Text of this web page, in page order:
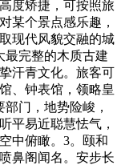
度矫捷，可按照旅
某个景点感乐趣，
现代风貌交融的城
最完整的木质古建
汗青文化。旅客可
、钟表馆，领略皇
门，地势险峻，
平易近聪慧怯气，
中俯瞰。3。颐和
鼻阁闻名。安步长